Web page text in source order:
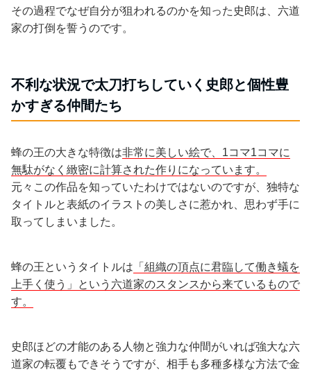
その過程でなぜ自分が狙われるのかを知った史郎は、六道
家の打倒を誓うのです。
不利な状況で太刀打ちしていく史郎と個性豊
かすぎる仲間たち
蜂の王の大きな特徴は非常に美しい絵で、1コマ1コマに
無駄がなく緻密に計算された作りになっています。
元々この作品を知っていたわけではないのですが、独特な
タイトルと表紙のイラストの美しさに惹かれ、思わず手に
取ってしまいました。
蜂の王というタイトルは 「組織の頂点に君臨して働き蟻を
上手く使う」という六道家のスタンスから来ているもので
す。
史郎ほどの才能のある人物と強力な仲間がいれば強大な六
道家の転覆もできそうですが、相手も多種多様な方法で金